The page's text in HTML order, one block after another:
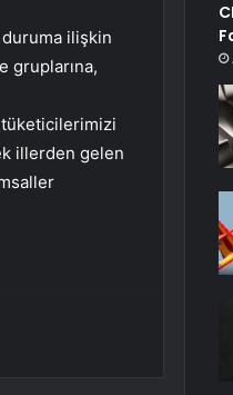
ilişkin
gruplarına,
tüketicilerimizi
illerden gelen